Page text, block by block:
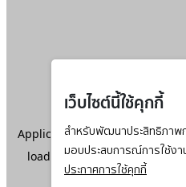
เว็บไซต์นี้ใช้คุกกี้
สำหรับพัฒนาประสิทธิภาพก
มอบประสบการณ์การใช้ง
ประกาศการใช้คุกกี้
Application error: aclient-side
loadingwww.ktc.co.th(see